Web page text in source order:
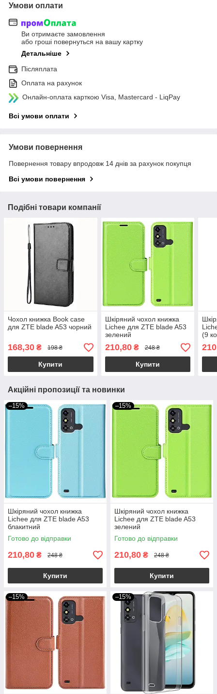
Умови оплати
Ви отримаєте замовлення
або гроші повернуться на вашу картку
Детальніше
Післяплата
Оплата на рахунок
Онлайн-оплата карткою Visa, Mastercard - LiqPay
Всі умови оплати
Умови повернення
Повернення товару впродовж 14 днів за рахунок покупця
Всі умови повернення
Подібні товари компанії
Чохол книжка Book case
для ZTE blade A53 чорний
168,30 ₴ 198 ₴
Купити
Шкіряний чохол книжка
Lichee для ZTE blade A53
зелений
210,80₴ 248 ₴
Купити
(9
Акційні пропозиції та новинки
–15%
Шкіряний чохол книжка
Lichee для ZTE blade A53
блакитний
Готово до відправки
210,80 ₴ 248 ₴
Купити
–15%
Шкіряний чохол книжка
Lichee для ZTE blade A53
зелений
Готово до відправки
210,80 ₴ 248 ₴
Купити
–15% –15%